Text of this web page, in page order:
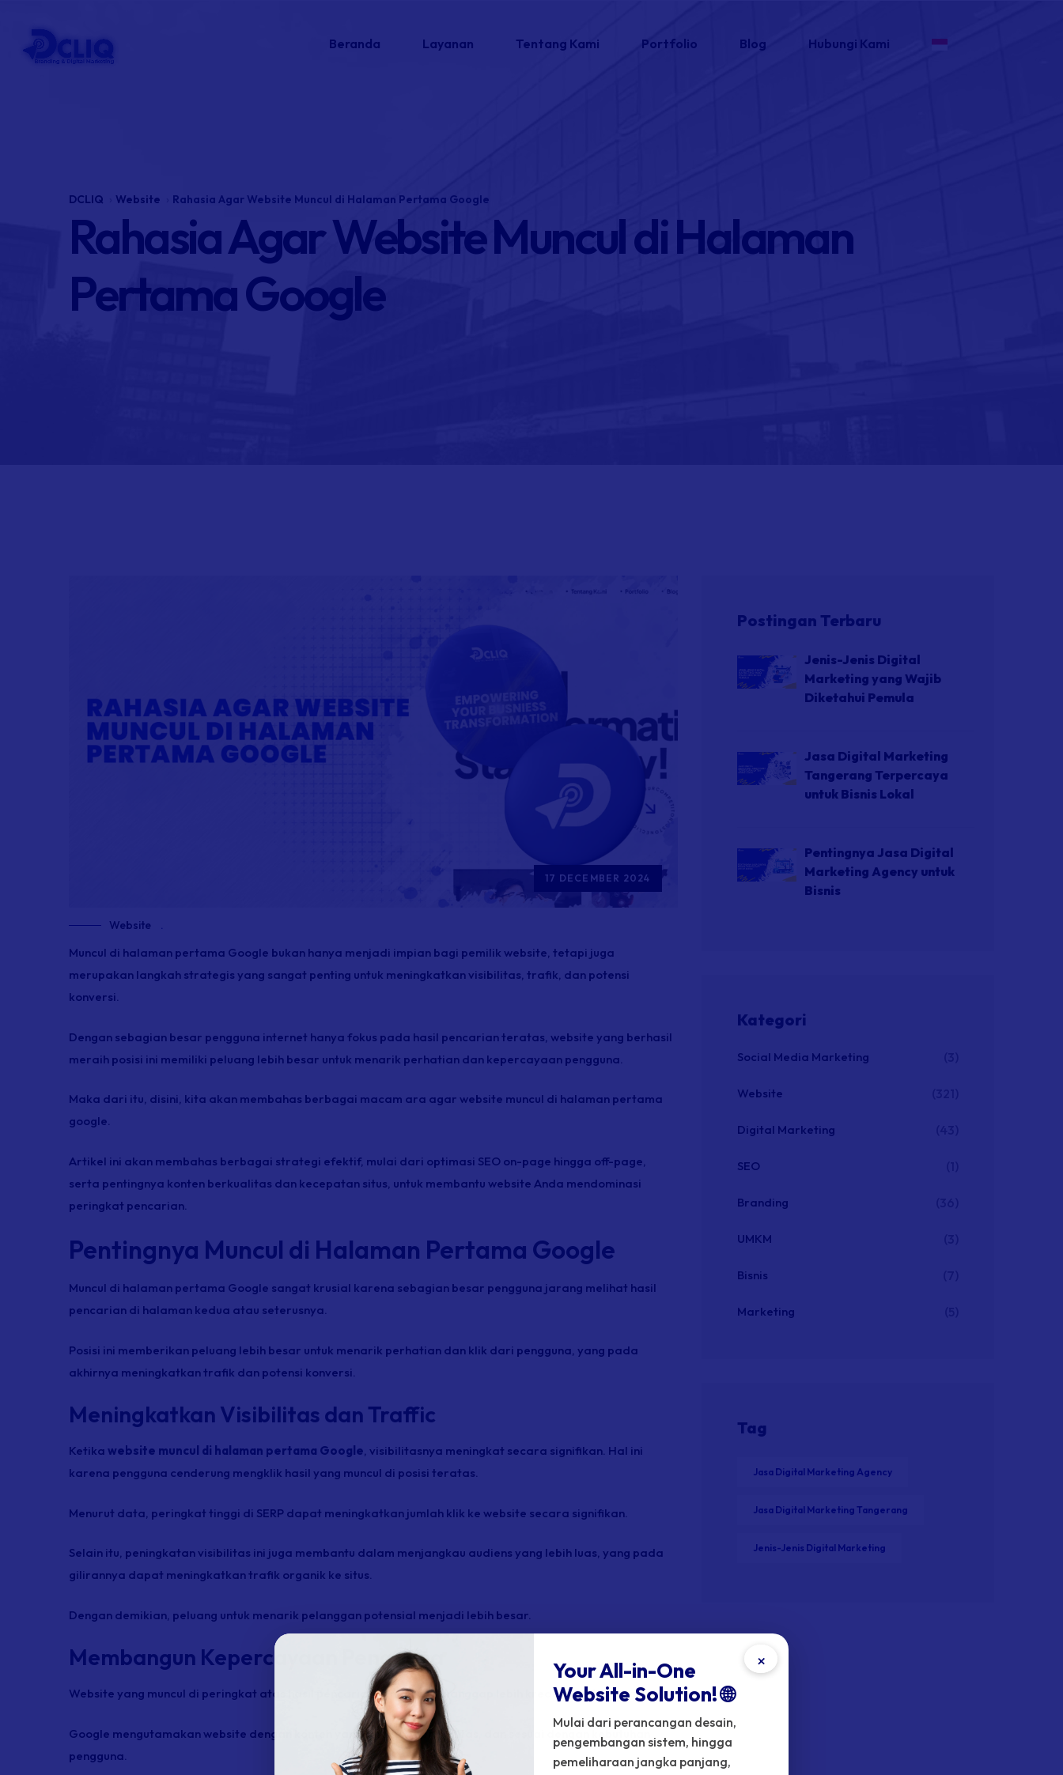
Beranda Layanan Tentang Kami Portfolio Blog Hubungi Kami
×
Your All-in-One
Website Solution! 🌐
Mulai dari perancangan desain,
pengembangan sistem, hingga
pemeliharaan jangka panjang,
DCLIQ Website Rahasia Agar Website Muncul di Halaman Pertama Google
Rahasia Agar Website Muncul di Halaman
Pertama Google
17 DECEMBER 2024
Website .
Muncul di halaman pertama Google bukan hanya menjadi impian bagi pemilik website, tetapi juga
merupakan langkah strategis yang sangat penting untuk meningkatkan visibilitas, trafik, dan potensi
konversi.
Dengan sebagian besar pengguna internet hanya fokus pada hasil pencarian teratas, website yang berhasil
meraih posisi ini memiliki peluang lebih besar untuk menarik perhatian dan kepercayaan pengguna.
Maka dari itu, disini, kita akan membahas berbagai macam ara agar website muncul di halaman pertama
google.
Artikel ini akan membahas berbagai strategi efektif, mulai dari optimasi SEO on-page hingga off-page,
serta pentingnya konten berkualitas dan kecepatan situs, untuk membantu website Anda mendominasi
peringkat pencarian.
Pentingnya Muncul di Halaman Pertama Google
Muncul di halaman pertama Google sangat krusial karena sebagian besar pengguna jarang melihat hasil
pencarian di halaman kedua atau seterusnya.
Posisi ini memberikan peluang lebih besar untuk menarik perhatian dan klik dari pengguna, yang pada
akhirnya meningkatkan trafik dan potensi konversi.
Meningkatkan Visibilitas dan Traffic
Ketika website muncul di halaman pertama Google, visibilitasnya meningkat secara signifikan. Hal ini
karena pengguna cenderung mengklik hasil yang muncul di posisi teratas.
Menurut data, peringkat tinggi di SERP dapat meningkatkan jumlah klik ke website secara signifikan.
Selain itu, peningkatan visibilitas ini juga membantu dalam menjangkau audiens yang lebih luas, yang pada
gilirannya dapat meningkatkan trafik organik ke situs.
Dengan demikian, peluang untuk menarik pelanggan potensial menjadi lebih besar.
Membangun Kepercayaan Pengguna
Website yang muncul di peringkat atas hasil pencarian cenderung dianggap lebih kredibel oleh pengguna.
Google mengutamakan website dengan konten yang relevan, berkualitas, dan sesuai dengan kebutuhan
pengguna.
Postingan Terbaru
Jenis-Jenis Digital
Marketing yang Wajib
Diketahui Pemula
Jasa Digital Marketing
Tangerang Terpercaya
untuk Bisnis Lokal
Pentingnya Jasa Digital
Marketing Agency untuk
Bisnis
Kategori
Social Media Marketing
Website
Digital Marketing
SEO
Branding
UMKM
Bisnis
Marketing
Tag
Jasa Digital Marketing Agency
Jasa Digital Marketing Tangerang
Jenis-Jenis Digital Marketing